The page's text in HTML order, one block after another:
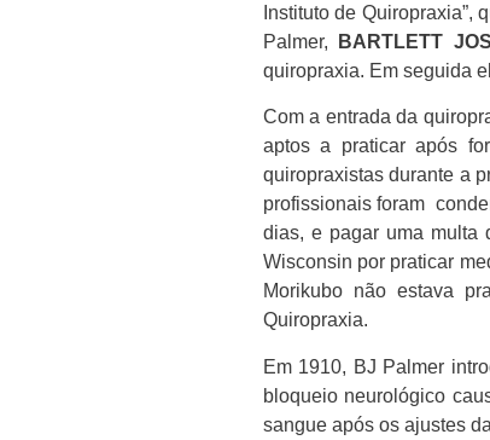
Instituto de Quiropraxia”,
Palmer,
BARTLETT
quiropraxia. Em seguida
Com a entrada da
aptos a praticar após
quiropraxistas durante a
profissionais foram
dias, e pagar uma multa
Wisconsin por praticar
Morikubo não estava
Quiropraxia.
Em 1910, BJ Palmer
bloqueio neurológico
sangue após os ajustes